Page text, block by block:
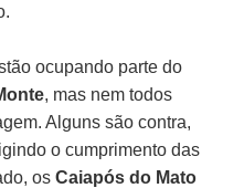
ocupando parte do
, mas nem todos
Alguns são contra,
o cumprimento das
osCaiapós do Mato